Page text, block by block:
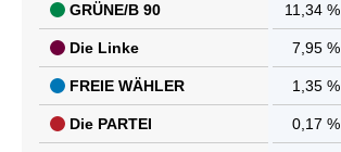
GRÜNE/B 90 11,34 %
Die Linke 7,95 %
FREIE WÄHLER 1,35 %
Die PARTEI 0,17 %